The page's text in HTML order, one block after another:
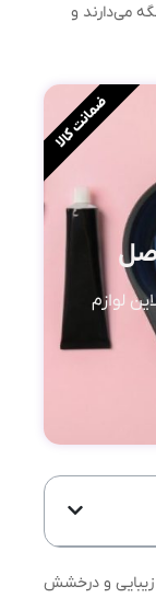
می‌دارند و
لوازم
ضمانت کالا
و درخشش